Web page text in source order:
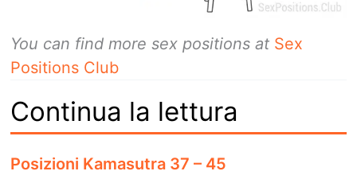
You can find more sex positions at Sex
Positions Club
Continua la lettura
Posizioni Kamasutra 37 – 45